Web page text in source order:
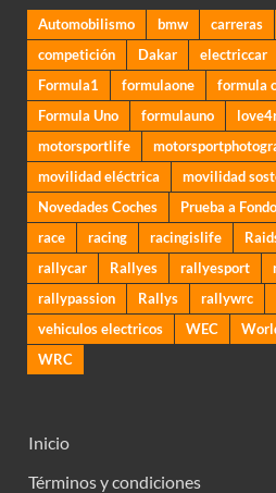
Automobilismo bmw carreras
competición
Dakar electriccar
Formula1
formulaone formula
Formula Uno
formulauno
motorsportlife
movilidad eléctrica
movilidad
Novedades Coches
Prueba a Fondo
race
racing racingislife
rallycar
Rallyes rallyesport
rallypassion
Rallys rallywrc
vehiculos electricos
WEC
WRC
Inicio
Términos y condiciones